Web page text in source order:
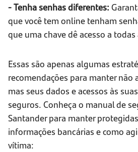
- Tenha senhasdiferentes:
que você tem online tenham
que uma chave dê acesso a todas
Essas são apenas algumas
recomendações para manter não
mas seus dados e acessos às
seguros. Conheça o manual de
Santander para manter
informações bancárias e como
vítima: